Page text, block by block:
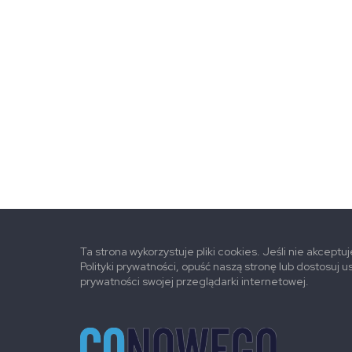
Ta strona wykorzystuje pliki cookies. Jeśli nie
Polityki prywatności, opuść naszą stronę lub dostosuj
prywatności swojej przeglądarki internetowej.